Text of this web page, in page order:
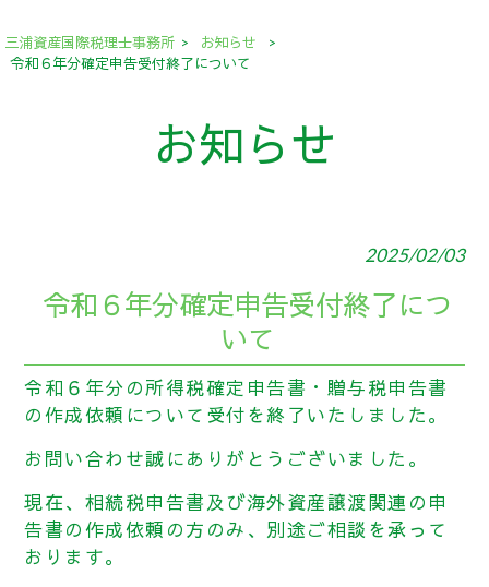
三浦資産国際税理士事務所 > お知らせ
>
令和６年分確定申告受付終了について
お知らせ
2025/02/03
令和６年分確定申告受付終了につ
いて
令和６年分の所得税確定申告書・贈与税申告書
の作成依頼について受付を終了いたしました。
お問い合わせ誠にありがとうございました。
現在、相続税申告書及び海外資産譲渡関連の申
告書の作成依頼の方のみ、別途ご相談を承って
おります。